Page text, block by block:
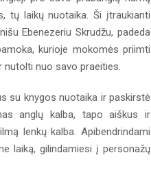
tų laikų nuotaika. Ši įtraukianti
Ebenezeriu Skrudžu, padeda
kurioje mokomės priimti
nutolti nuo savo praeities.
su knygos nuotaika ir paskirstė
anglų kalba, tapo aiškus ir
lenkų kalba. Apibendrindami
laiką, gilindamiesi į personažų